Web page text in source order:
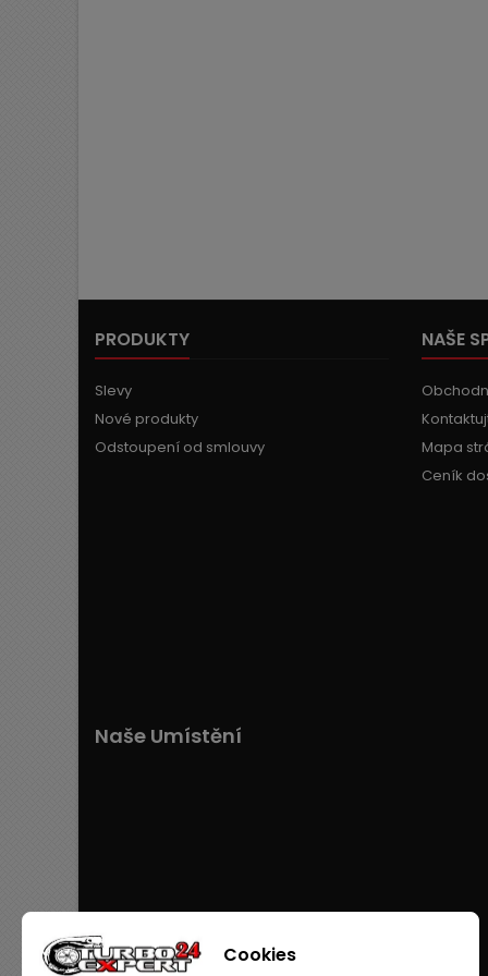
PRODUKTY
Slevy
Nové produkty
Odstoupení od smlouvy
NAŠE
Mapa
Ceník
Naše Umístění
Cookies